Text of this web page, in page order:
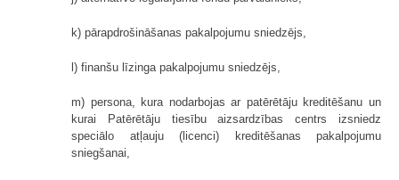
k) pārapdrošināšanas pakalpojumu sniedzējs,
l) finanšu līzinga pakalpojumu sniedzējs,
m) persona, kura nodarbojas ar patērētāju kreditēšanu un
kurai Patērētāju tiesību aizsardzības centrs izsniedz
speciālo atļauju (licenci) kreditēšanas pakalpojumu
sniegšanai,